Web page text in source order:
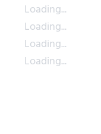
Loading...
Loading...
Loading...
Loading...